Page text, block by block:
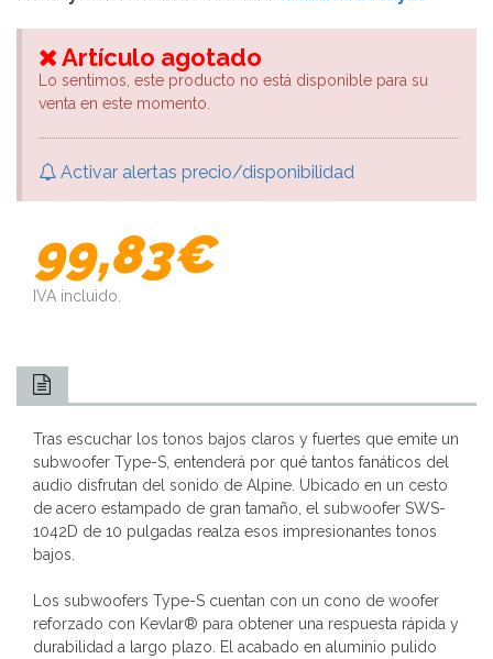
Artículo agotado
Lo sentimos, este producto no está disponible para su
venta en este momento.
Activar alertas precio/disponibilidad
99,83€
IVA incluido.
Tras escuchar los tonos bajos claros y fuertes que emite un
subwoofer Type-S, entenderá por qué tantos fanáticos del
audio disfrutan del sonido de Alpine. Ubicado en un cesto
de acero estampado de gran tamaño, el subwoofer SWS-
1042D de 10 pulgadas realza esos impresionantes tonos
bajos.
Los subwoofers Type-S cuentan con un cono de woofer
reforzado con Kevlar® para obtener una respuesta rápida y
durabilidad a largo plazo. El acabado en aluminio pulido